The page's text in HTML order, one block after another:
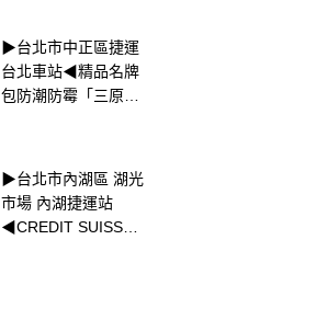
▶台北市中正區捷運
台北車站◀精品名牌
包防潮防霉「三原
▶台北市內湖區 湖光
市場 內湖捷運站
◀CREDIT SUISSE
▶新北市三重區 捷運
菜寮站◀ 橢圓形切割
▶台北市中正區捷運
台北車站◀FENDI－
從皮草王國到 FF